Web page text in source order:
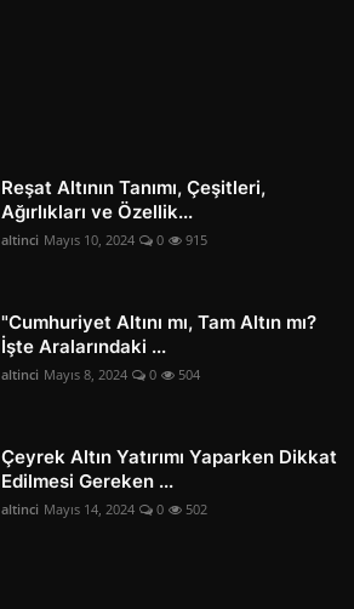
Reşat Altının Tanımı, Çeşitleri,
Ağırlıkları ve Özellik...
altinci Mayıs 10, 2024 0 915
"Cumhuriyet Altını mı, Tam Altın mı?
İşte Aralarındaki ...
altinci Mayıs 8, 2024 0 504
Çeyrek Altın Yatırımı Yaparken Dikkat
Edilmesi Gereken ...
altinci Mayıs 14, 2024 0 502